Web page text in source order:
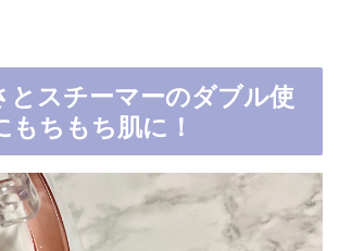
とスチーマーのダブル使
もちもち肌に！